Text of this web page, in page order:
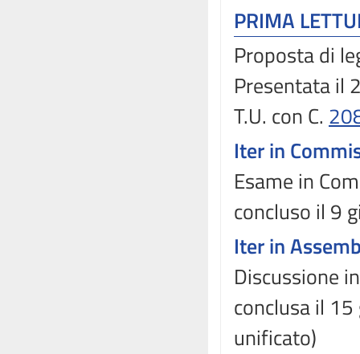
PRIMA
Proposta di
Presentata il
T.U. con C.
Iter in
Esame in
concluso il 9
Iter in
Discussione
conclusa il
unificato)